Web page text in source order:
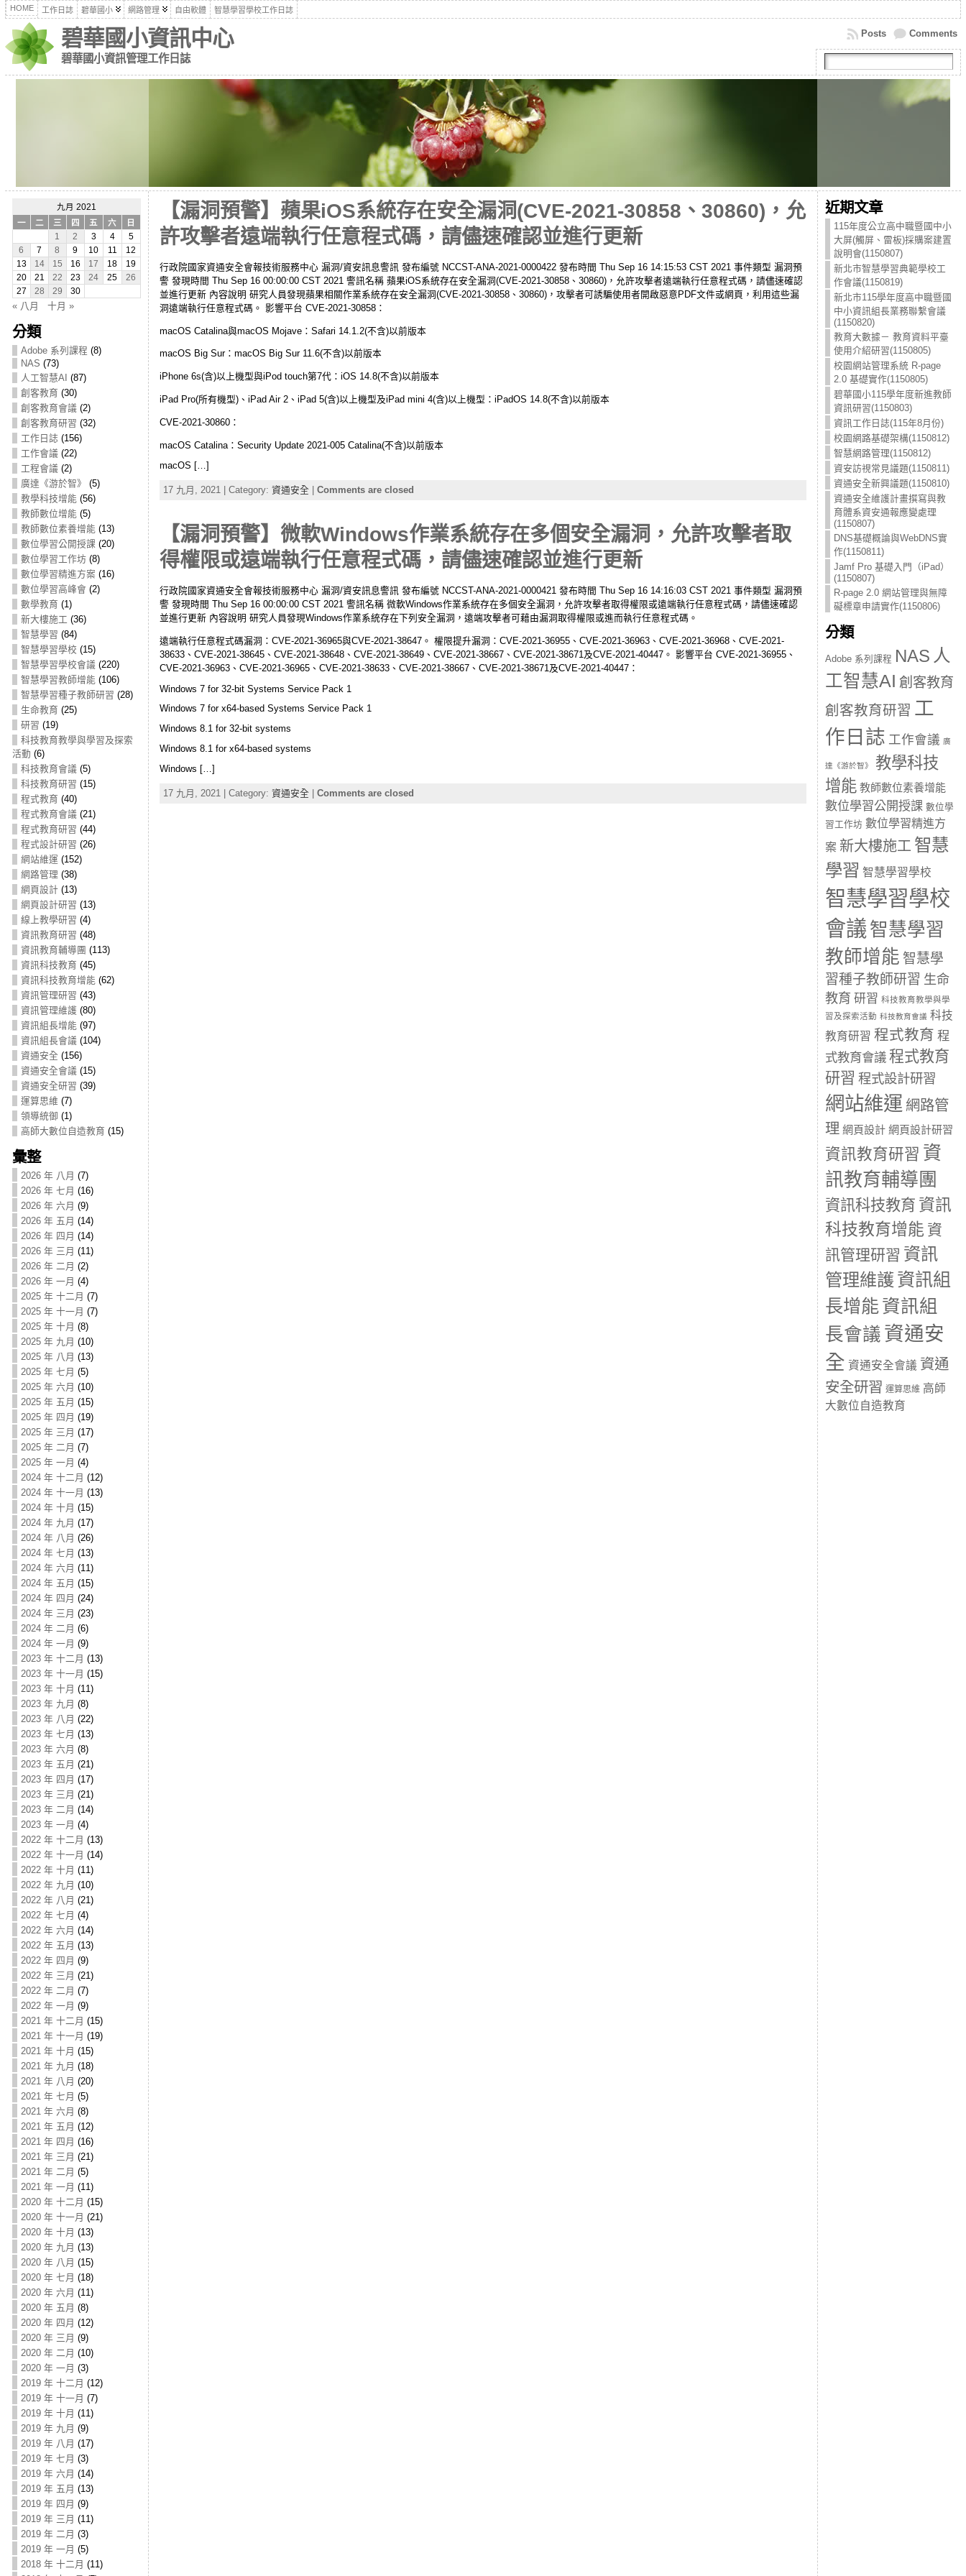
HOME 工作日誌 碧華國小 網路管理 自由軟體 智慧學習學校工作日誌
碧華國小資訊中心
碧華國小資訊管理工作日誌
Comments
Posts
九月 2021
一
二 三 四 五 六
日
1
2 3 4
5
6
7 8 9 10 11
12
13
14 15 16 17 18
19
20
21 22 23 24 25
26
27
28 29 30
« 八月 十月 »
分類
Adobe 系列課程 (8)
NAS (73)
人工智慧AI (87)
創客教育 (30)
創客教育會議 (2)
創客教育研習 (32)
工作日誌 (156)
工作會議 (22)
工程會議 (2)
廣達《游於智》
(5)
教學科技增能(56)
教師數位增能(5)
教師數位素養增能(13)
數位學習公開授課 (20)
數位學習工作坊(8)
數位學習精進方案 (16)
數位學習高峰會 (2)
數學教育 (1)
新大樓施工 (36)
智慧學習 (84)
智慧學習學校 (15)
智慧學習學校會議 (220)
智慧學習教師增能(106)
智慧學習種子教師研習 (28)
生命教育 (25)
研習 (19)
科技教育教學與學習及探索
活動 (6)
科技教育會議 (5)
科技教育研習 (15)
程式教育 (40)
程式教育會議 (21)
程式教育研習 (44)
程式設計研習 (26)
網站維運 (152)
網路管理 (38)
網頁設計(13)
網頁設計研習 (13)
線上教學研習 (4)
資訊教育研習 (48)
資訊教育輔導團 (113)
資訊科技教育 (45)
資訊科技教育增能(62)
資訊管理研習 (43)
資訊管理維護(80)
資訊組長增能(97)
資訊組長會議 (104)
資通安全 (156)
資通安全會議 (15)
資通安全研習 (39)
運算思維 (7)
領導統御 (1)
高師大數位自造教育 (15)
彙整
2026 年 八月 (7)
2026 年 七月 (16)
2026 年 六月 (9)
2026 年 五月 (14)
2026 年 四月 (14)
2026 年 三月 (11)
2026 年 二月 (2)
2026 年 一月 (4)
2025 年 十二月 (7)
2025 年 十一月 (7)
2025 年 十月 (8)
2025 年 九月 (10)
2025 年 八月 (13)
2025 年 七月 (5)
2025 年 六月 (10)
2025 年 五月 (15)
2025 年 四月 (19)
2025 年 三月 (17)
2025 年 二月 (7)
2025 年 一月 (4)
2024 年 十二月 (12)
2024 年 十一月 (13)
2024 年 十月 (15)
2024 年 九月 (17)
2024 年 八月 (26)
2024 年 七月 (13)
2024 年 六月 (11)
2024 年 五月 (15)
2024 年 四月 (24)
2024 年 三月 (23)
2024 年 二月 (6)
2024 年 一月 (9)
2023 年 十二月 (13)
2023 年 十一月 (15)
2023 年 十月 (11)
2023 年 九月 (8)
2023 年 八月 (22)
2023 年 七月 (13)
2023 年 六月 (8)
2023 年 五月 (21)
2023 年 四月 (17)
2023 年 三月 (21)
2023 年 二月 (14)
2023 年 一月 (4)
2022 年 十二月 (13)
2022 年 十一月 (14)
2022 年 十月 (11)
2022 年 九月 (10)
2022 年 八月 (21)
2022 年 七月 (4)
2022 年 六月 (14)
2022 年 五月 (13)
2022 年 四月 (9)
2022 年 三月 (21)
2022 年 二月 (7)
2022 年 一月 (9)
2021 年 十二月 (15)
2021 年 十一月 (19)
2021 年 十月 (15)
2021 年 九月 (18)
2021 年 八月 (20)
2021 年 七月 (5)
2021 年 六月 (8)
2021 年 五月 (12)
2021 年 四月 (16)
2021 年 三月 (21)
2021 年 二月 (5)
2021 年 一月 (11)
2020 年 十二月 (15)
2020 年 十一月 (21)
2020 年 十月 (13)
2020 年 九月 (13)
2020 年 八月 (15)
2020 年 七月 (18)
2020 年 六月 (11)
2020 年 五月 (8)
2020 年 四月 (12)
2020 年 三月 (9)
2020 年 二月 (10)
2020 年 一月 (3)
2019 年 十二月 (12)
2019 年 十一月 (7)
2019 年 十月 (11)
2019 年 九月 (9)
2019 年 八月 (17)
2019 年 七月 (3)
2019 年 六月 (14)
2019 年 五月 (13)
2019 年 四月 (9)
2019 年 三月 (11)
2019 年 二月 (3)
2019 年 一月 (5)
2018 年 十二月 (11)
【漏洞預警】蘋果iOS系統存在安全漏洞(CVE-2021-30858、30860)，允
許攻擊者遠端執行任意程式碼，請儘速確認並進行更新
行政院國家資通安全會報技術服務中心 漏洞/資安訊息警訊 發布編號 NCCST-ANA-2021-0000422 發布時間 Thu Sep 16 14:15:53 CST 2021 事件類型 漏洞預
警 發現時間 Thu Sep 16 00:00:00 CST 2021 警訊名稱 蘋果iOS系統存在安全漏洞(CVE-2021-30858、30860)，允許攻擊者遠端執行任意程式碼，請儘速確認
並進行更新 內容說明 研究人員發現蘋果相關作業系統存在安全漏洞(CVE-2021-30858、30860)，攻擊者可誘騙使用者開啟惡意PDF文件或網頁，利用這些漏
洞遠端執行任意程式碼。 影響平台 CVE-2021-30858：
macOS Catalina與macOS Mojave：Safari 14.1.2(不含)以前版本
macOS Big Sur：macOS Big Sur 11.6(不含)以前版本
iPhone 6s(含)以上機型與iPod touch第7代：iOS 14.8(不含)以前版本
iPad Pro(所有機型)、iPad Air 2、iPad 5(含)以上機型及iPad mini 4(含)以上機型：iPadOS 14.8(不含)以前版本
CVE-2021-30860：
macOS Catalina：Security Update 2021-005 Catalina(不含)以前版本
macOS […]
17 九月, 2021 | Category: 資通安全 Comments are closed
【漏洞預警】微軟Windows作業系統存在多個安全漏洞，允許攻擊者取
得權限或遠端執行任意程式碼，請儘速確認並進行更新
行政院國家資通安全會報技術服務中心 漏洞/資安訊息警訊 發布編號 NCCST-ANA-2021-0000421 發布時間 Thu Sep 16 14:16:03 CST 2021 事件類型 漏洞預
警 發現時間 Thu Sep 16 00:00:00 CST 2021 警訊名稱 微軟Windows作業系統存在多個安全漏洞，允許攻擊者取得權限或遠端執行任意程式碼，請儘速確認
並進行更新 內容說明 研究人員發現Windows作業系統存在下列安全漏洞，遠端攻擊者可藉由漏洞取得權限或進而執行任意程式碼。
遠端執行任意程式碼漏洞：CVE-2021-36965與CVE-2021-38647。 權限提升漏洞：CVE-2021-36955、CVE-2021-36963、CVE-2021-36968、CVE-2021-
38633、CVE-2021-38645、CVE-2021-38648、CVE-2021-38649、CVE-2021-38667、CVE-2021-38671及CVE-2021-40447。 影響平台 CVE-2021-36955、
CVE-2021-36963、CVE-2021-36965、CVE-2021-38633、CVE-2021-38667、CVE-2021-38671及CVE-2021-40447：
Windows 7 for 32-bit Systems Service Pack 1
Windows 7 for x64-based Systems Service Pack 1
Windows 8.1 for 32-bit systems
Windows 8.1 for x64-based systems
Windows […]
17 九月, 2021 | Category: 資通安全 | Comments are closed
近期文章
115年度公立高中職暨國中小
大屏(觸屏、雷板)採購案建置
說明會(1150807)
新北市智慧學習典範學校工
作會議(1150819)
新北市115學年度高中職暨國
中小資訊組長業務聯繫會議
(1150820)
教育大數據－ 教育資料平臺
使用介紹研習(1150805)
校園網站管理系統 R-page
2.0 基礎實作(1150805)
碧華國小115學年度新進教師
資訊研習(1150803)
資訊工作日誌(115年8月份)
校園網路基礎架構(1150812)
智慧網路管理(1150812)
資安訪視常見議題(1150811)
資通安全新興議題(1150810)
資通安全維護計畫撰寫與教
育體系資安通報應變處理
(1150807)
DNS基礎概論與WebDNS實
作(1150811)
Jamf Pro 基礎入門（iPad）
(1150807)
R-page 2.0 網站管理與無障
礙標章申請實作(1150806)
分類
Adobe 系列課程 NAS 人
工智慧AI 創客教育
創客教育研習 工
作日誌 工作會議 廣
達《游於智》
教學科技
增能 教師數位素養增能
數位學習公開授課 數位學
習工作坊 數位學習精進方
案 新大樓施工 智慧
學習 智慧學習學校
智慧學習學校
會議 智慧學習
教師增能 智慧學
習種子教師研習 生命
教育 研習 科技教育教學與學
習及探索活動 科技教育會議 科技
教育研習 程式教育 程
式教育會議 程式教育
研習 程式設計研習
網站維運 網路管
理 網頁設計 網頁設計研習
資訊教育研習 資
訊教育輔導團
資訊科技教育 資訊
科技教育增能 資
訊管理研習 資訊
管理維護 資訊組
長增能資訊組
長會議 資通安
全 資通安全會議 資通
安全研習 運算思維 高師
大數位自造教育